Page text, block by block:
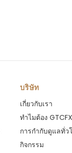
บริษัท
เกี่ยวกับเรา
ทำไมต้อง GTCFX
การกำกับดูแลทั่ว
กิจกรรม